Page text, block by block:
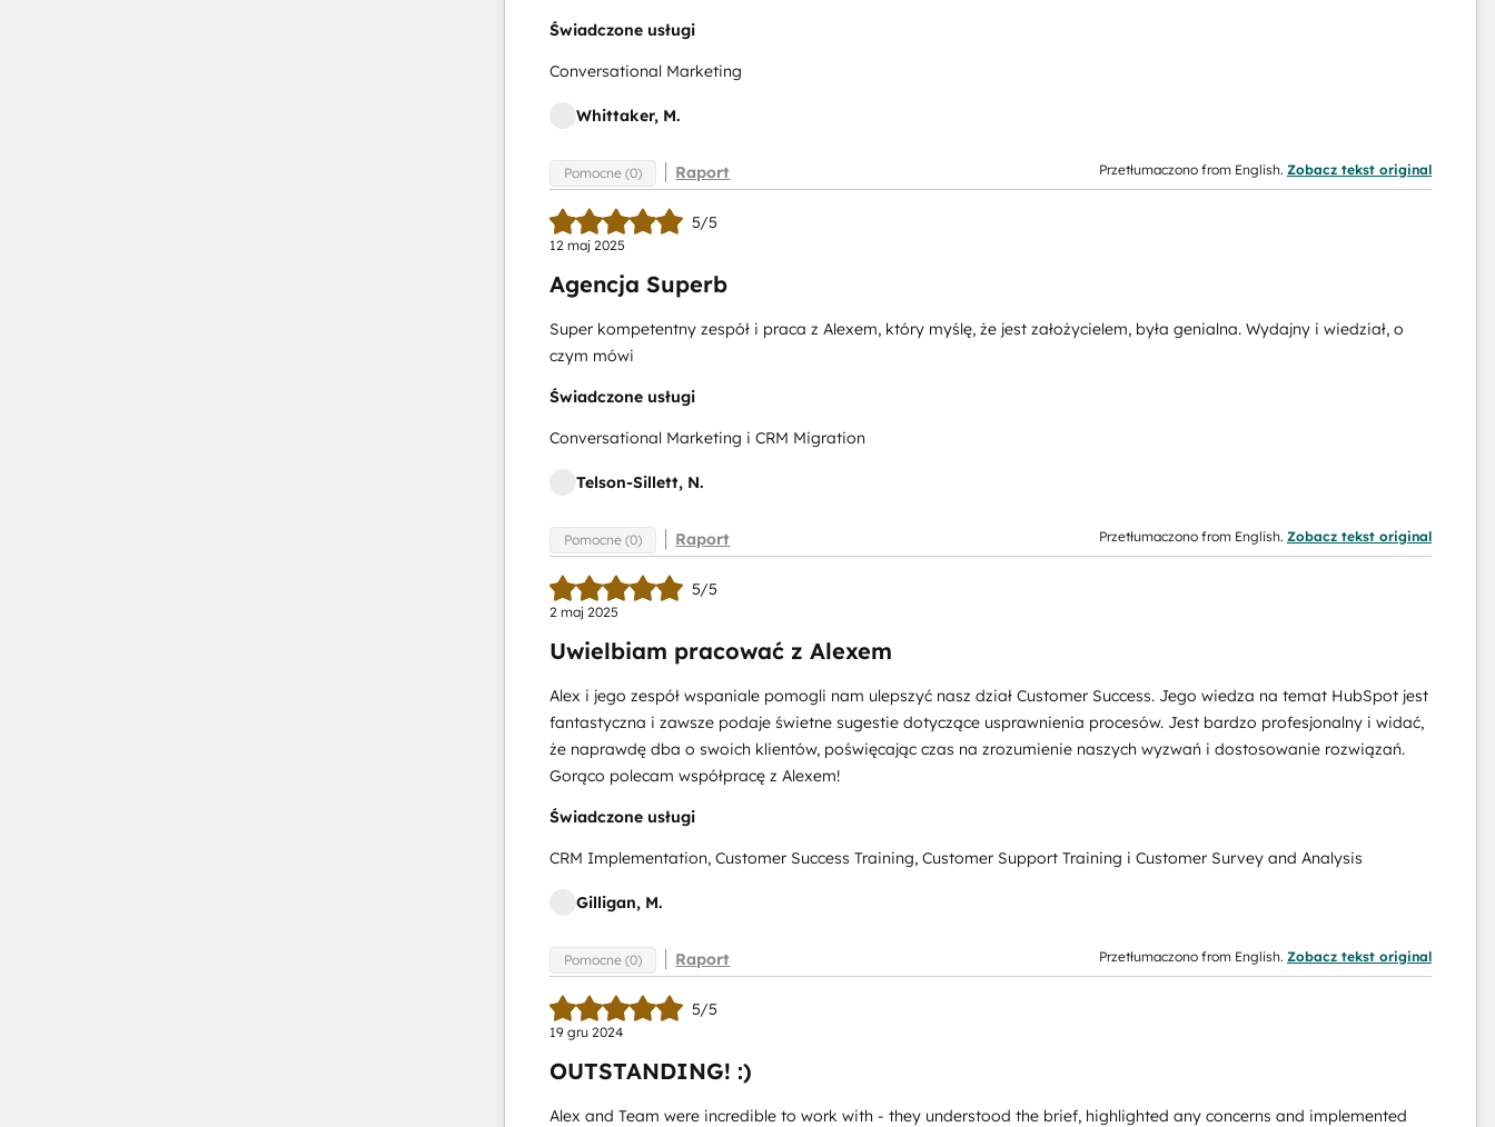
Świadczone usługi
Conversational Marketing
Whittaker, M.
Pomocne (0) Raport Przetłumaczono from English. Zobacz tekst original
5/5
12 maj 2025
Agencja Superb
Super kompetentny zespół i praca z Alexem, który myślę, że jest założycielem, była genialna. Wydajny i wiedział, o
czym mówi
Świadczone usługi
Conversational Marketing i CRM Migration
Telson-Sillett, N.
Pomocne (0) Raport Przetłumaczono from English. Zobacz tekst original
5/5
2 maj 2025
Uwielbiam pracować z Alexem
Alex i jego zespół wspaniale pomogli nam ulepszyć nasz dział Customer Success. Jego wiedza na temat HubSpot jest
fantastyczna i zawsze podaje świetne sugestie dotyczące usprawnienia procesów. Jest bardzo profesjonalny i widać,
że naprawdę dba o swoich klientów, poświęcając czas na zrozumienie naszych wyzwań i dostosowanie rozwiązań.
Gorąco polecam współpracę z Alexem!
Świadczone usługi
CRM Implementation, Customer Success Training, Customer Support Training i Customer Survey and Analysis
Gilligan, M.
Pomocne (0) Raport Przetłumaczono from English. Zobacz tekst original
5/5
19 gru 2024
OUTSTANDING! :)
Alex and Team were incredible to work with - they understood the brief, highlighted any concerns and implemented